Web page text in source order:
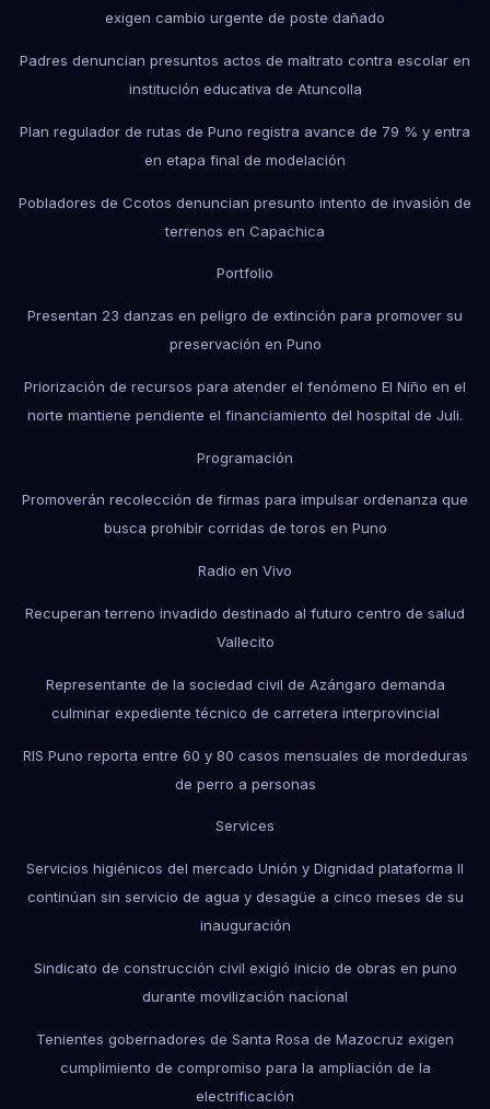
exigen cambio urgente de poste dañado
Padres denuncian presuntos actos de maltrato contra escolar en
institución educativa de Atuncolla
Plan regulador de rutas de Puno registra avance de 79 % y entra
en etapa final de modelación
Pobladores de Ccotos denuncian presunto intento de invasión de
terrenos en Capachica
Portfolio
Presentan 23 danzas en peligro de extinción para promover su
preservación en Puno
Priorización de recursos para atender el fenómeno El Niño en el
norte mantiene pendiente el financiamiento del hospital de Juli.
Programación
Promoverán recolección de firmas para impulsar ordenanza que
busca prohibir corridas de toros en Puno
Radio en Vivo
Recuperan terreno invadido destinado al futuro centro de salud
Vallecito
Representante de la sociedad civil de Azángaro demanda
culminar expediente técnico de carretera interprovincial
RIS Puno reporta entre 60 y 80 casos mensuales de mordeduras
de perro a personas
Services
Servicios higiénicos del mercado Unión y Dignidad plataforma II
continúan sin servicio de agua y desagüe a cinco meses de su
inauguración
Sindicato de construcción civil exigió inicio de obras en puno
durante movilización nacional
Tenientes gobernadores de Santa Rosa de Mazocruz exigen
cumplimiento de compromiso para la ampliación de la
electrificación